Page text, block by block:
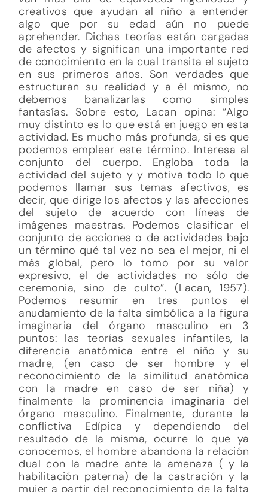
creativos que ayudan al niño a entender
algo que por su edad aún no puede
aprehender. Dichas teorías están cargadas
de afectos y significan una importante red
de conocimiento en la cual transita el sujeto
en sus primeros años. Son verdades que
estructuran su realidad y a él mismo, no
debemos banalizarlas como simples
fantasías. Sobre esto, Lacan opina: “Algo
muy distinto es lo que está en juego en esta
actividad. Es mucho más profunda, si es que
podemos emplear este término. Interesa al
conjunto del cuerpo. Engloba toda la
actividad del sujeto y y motiva todo lo que
podemos llamar sus temas afectivos, es
decir, que dirige los afectos y las afecciones
del sujeto de acuerdo con líneas de
imágenes maestras. Podemos clasificar el
conjunto de acciones o de actividades bajo
un término qué tal vez no sea el mejor, ni el
más global, pero lo tomo por su valor
expresivo, el de actividades no sólo de
ceremonia, sino de culto”. (Lacan, 1957).
Podemos resumir en tres puntos el
anudamiento de la falta simbólica a la figura
imaginaria del órgano masculino en 3
puntos: las teorías sexuales infantiles, la
diferencia anatómica entre el niño y su
madre, (en caso de ser hombre y el
reconocimiento de la similitud anatómica
con la madre en caso de ser niña) y
finalmente la prominencia imaginaria del
órgano masculino. Finalmente, durante la
conflictiva Edípica y dependiendo del
resultado de la misma, ocurre lo que ya
conocemos, el hombre abandona la relación
dual con la madre ante la amenaza ( y la
habilitación paterna) de la castración y la
mujer a partir del reconocimiento de la falta